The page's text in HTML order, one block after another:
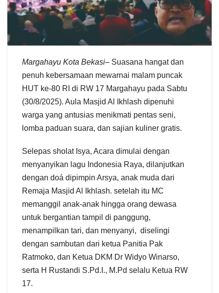
Margahayu Kota Bekasi– Suasana hangat dan
penuh kebersamaan mewarnai malam puncak
HUT ke-80 RI di RW 17 Margahayu pada Sabtu
(30/8/2025). Aula Masjid Al Ikhlash dipenuhi
warga yang antusias menikmati pentas seni,
lomba paduan suara, dan sajian kuliner gratis.
Selepas sholat Isya, Acara dimulai dengan
menyanyikan lagu Indonesia Raya, dilanjutkan
dengan doá dipimpin Arsya, anak muda dari
Remaja Masjid Al Ikhlash. setelah itu MC
memanggil anak-anak hingga orang dewasa
untuk bergantian tampil di panggung,
menampilkan tari, dan menyanyi, diselingi
dengan sambutan dari ketua Panitia Pak
Ratmoko, dan Ketua DKM Dr Widyo Winarso,
serta H Rustandi S.Pd.I., M.Pd selalu Ketua RW
17.